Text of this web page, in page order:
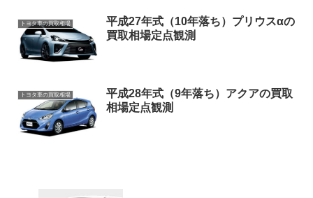
トヨタ車の買取相場
平成27年式（10年落ち）プリウスαの
買取相場定点観測
トヨタ車の買取相場
平成28年式（9年落ち）アクアの買取
相場定点観測